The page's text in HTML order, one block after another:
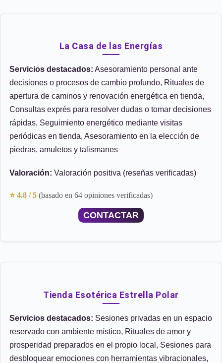
La Casa de las Energías
Servicios destacados: Asesoramiento personal ante
decisiones o procesos de cambio profundo, Rituales de
apertura de caminos y renovación energética en tienda,
Consultas exprés para resolver dudas o tomar decisiones
rápidas, Seguimiento energético mediante visitas
periódicas en tienda, Asesoramiento en la elección de
piedras, amuletos y talismanes
Valoración: Valoración positiva (reseñas verificadas)
⭐ 4.8 / 5 (basado en 64 opiniones verificadas)
CONTACTAR
Tienda Esotérica Estrella Polar
Servicios destacados: Sesiones privadas en un espacio
reservado con ambiente místico, Rituales de amor y
prosperidad preparados en el propio local, Sesiones para
desbloquear emociones con herramientas vibracionales,